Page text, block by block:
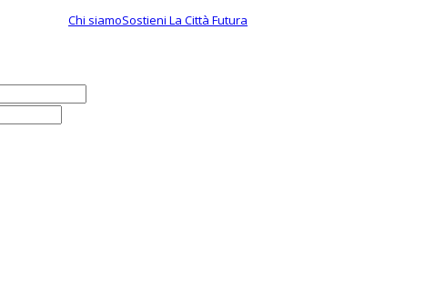
Chi siamoSostieni La Città Futura